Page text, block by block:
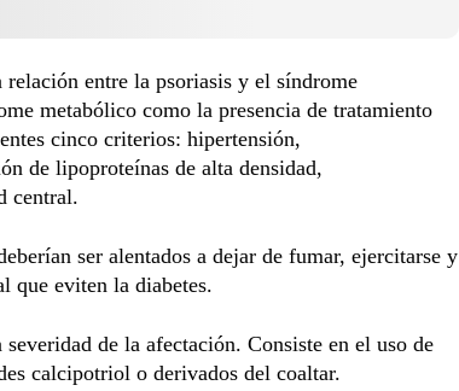
entre la psoriasis y el síndrome
metabólico como la presencia de tratamiento
cinco criterios: hipertensión,
de lipoproteínas de alta densidad,
central.
ser alentados a dejar de fumar, ejercitarse y
que eviten la diabetes.
de la afectación. Consiste en el uso de
calcipotriol o derivados del coaltar.